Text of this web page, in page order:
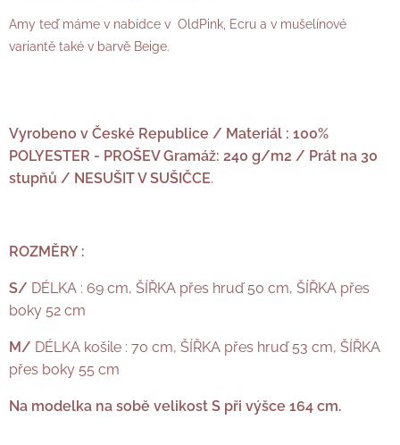
Amy teď máme v nabídce v OldPink, Ecru a v mušelínové
variantě také v barvě Beige.
Vyrobeno v České Republice / Materiál : 100%
POLYESTER - PROŠEV Gramáž: 240 g/m2 / Prát na 30
stupňů / NESUŠIT V SUŠIČCE.
ROZMĚRY :
S/ DÉLKA : 69 cm, ŠÍŘKA přes hruď 50 cm, ŠÍŘKA přes
boky 52 cm
M/ DÉLKA košile : 70 cm, ŠÍŘKA přes hruď 53 cm, ŠÍŘKA
přes boky 55 cm
Na modelka na sobě velikost S při výšce 164 cm.